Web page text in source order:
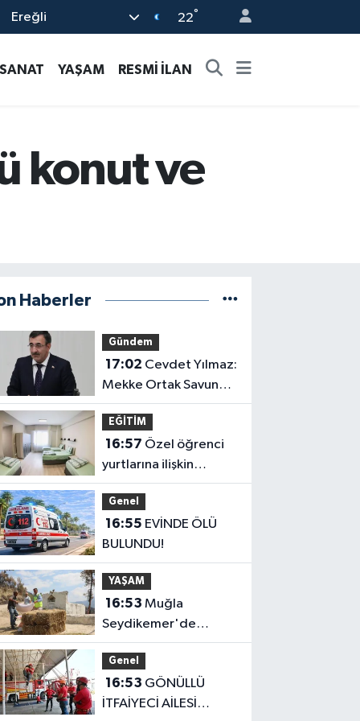
Ereğli 22°
YAŞAM RESMİ İLAN
konut ve
Haberler
Gündem
17:02
Mekke Ortak Savunma
Anlaşması bölgesel
güvenliğe katkı
sağlayacak
EĞİTİM
16:57
yurtlarına ilişkin
yönetmelik
değişikliği... Geçiş
süresi uzatıldı
Genel
16:55
BULUNDU!
YAŞAM
16:53 Muğla
Seydikemer'de
yaralar hızla sarılıyor
Genel
16:53
İTFAİYECİ AİLESİ